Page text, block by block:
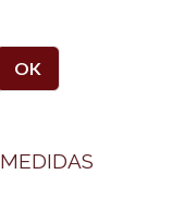
MEDIDAS